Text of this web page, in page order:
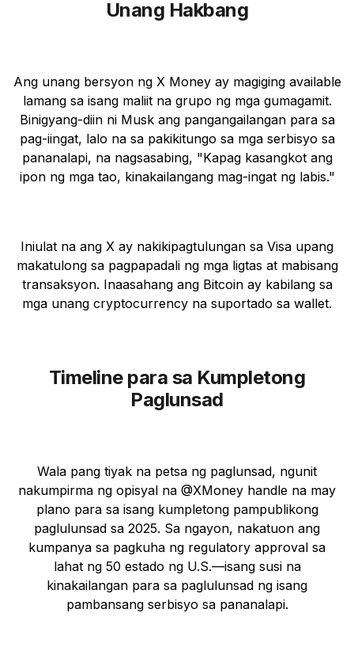
Unang Hakbang
Ang unang bersyon ng X Money ay magiging available
lamang sa isang maliit na grupo ng mga gumagamit.
Binigyang-diin ni Musk ang pangangailangan para sa
pag-iingat, lalo na sa pakikitungo sa mga serbisyo sa
pananalapi, na nagsasabing, "Kapag kasangkot ang
ipon ng mga tao, kinakailangang mag-ingat ng labis."
Iniulat na ang X ay nakikipagtulungan sa Visa upang
makatulong sa pagpapadali ng mga ligtas at mabisang
transaksyon. Inaasahang ang Bitcoin ay kabilang sa
mga unang cryptocurrency na suportado sa wallet.
Timeline para sa Kumpletong
Paglunsad
Wala pang tiyak na petsa ng paglunsad, ngunit
nakumpirma ng opisyal na @XMoney handle na may
plano para sa isang kumpletong pampublikong
paglulunsad sa 2025. Sa ngayon, nakatuon ang
kumpanya sa pagkuha ng regulatory approval sa
lahat ng 50 estado ng U.S.—isang susi na
kinakailangan para sa paglulunsad ng isang
pambansang serbisyo sa pananalapi.